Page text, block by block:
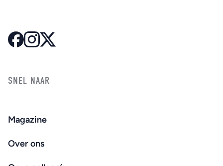
SNEL NAAR
Magazine
Over ons